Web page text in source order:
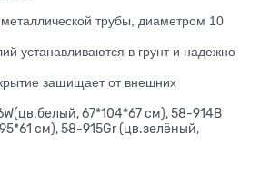
трубы, диаметром 10
устанавливаются в грунт и надежно
защищает от внешних
67*104*67 см), 58-914B
см), 58-915Gr (цв.зелёный,